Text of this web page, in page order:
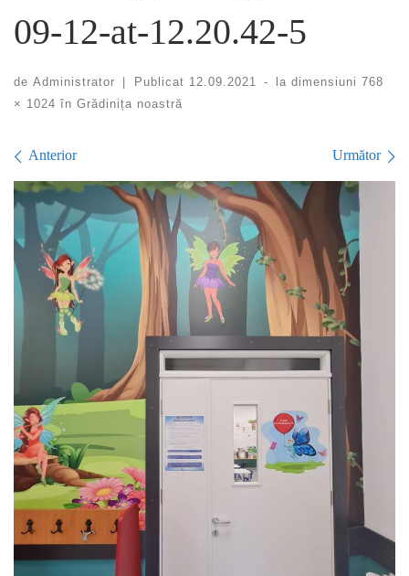
09-12-at-12.20.42-5
de Administrator | Publicat 12.09.2021 - la dimensiuni 768
× 1024 în Grădinița noastră
Navigare în imagini
Anterior Următor